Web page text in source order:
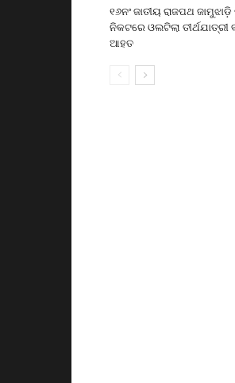
୧୬ନଂ ଜାତୀୟ ରାଜପଥ ଜାମୁଝାଡ଼ି
ନିକଟରେ ଓଲଟିଲା ତୀର୍ଥଯାତ୍ରୀ
ଆହତ